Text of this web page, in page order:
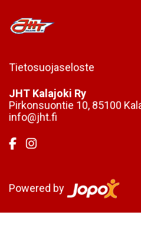
Tietosuojaseloste
JHT Kalajoki Ry
Pirkonsuontie 10, 85100
info@jht.fi
Powered by